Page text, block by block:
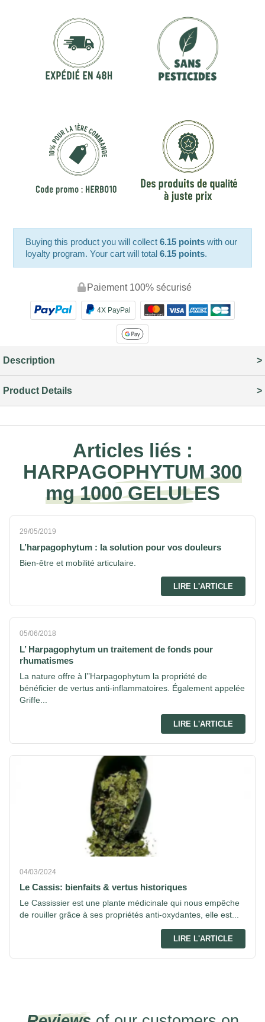
Buying this product you will collect6.15 points with our
loyalty program. Your cart will total6.15 points.
Paiement 100% sécurisé
4X PayPal
Description
Product Details
Articles liés :
HARPAGOPHYTUM 300
mg 1000 GELULES
29/05/2019
L’harpagophytum : la solution pour vos douleurs
Bien-être et mobilité articulaire.
LIRE L'ARTICLE
05/06/2018
L’ Harpagophytum un traitement de fonds pour
rhumatismes
La nature offre à l’’Harpagophytum la propriété de
bénéficier de vertus anti-inflammatoires. Également appelée
Griffe...
LIRE L'ARTICLE
04/03/2024
Le Cassis: bienfaits & vertus historiques
Le Cassissier est une plante médicinale qui nous empêche
de rouiller grâce à ses propriétés anti-oxydantes, elle est...
LIRE L'ARTICLE